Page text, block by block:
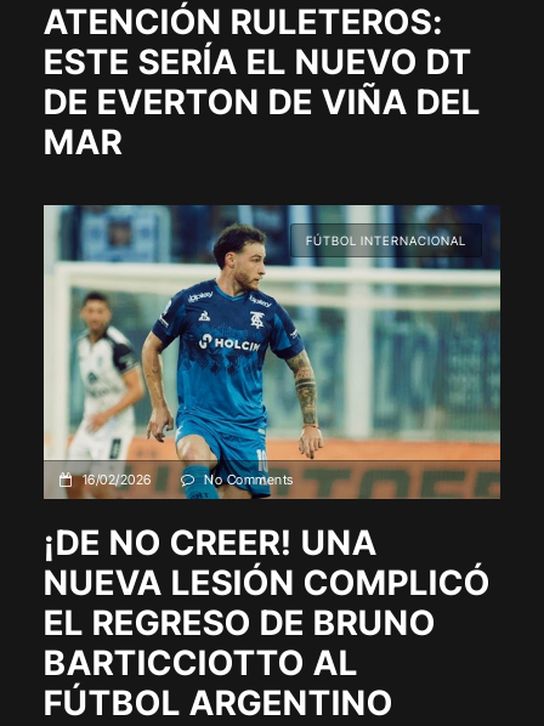
ATENCIÓN RULETEROS:
ESTE SERÍA EL NUEVO DT
DE EVERTON DE VIÑA DEL
MAR
FÚTBOL INTERNACIONAL
16/02/2026 No Comments
¡DE NO CREER! UNA
NUEVA LESIÓN COMPLICÓ
EL REGRESO DE BRUNO
BARTICCIOTTO AL
FÚTBOL ARGENTINO